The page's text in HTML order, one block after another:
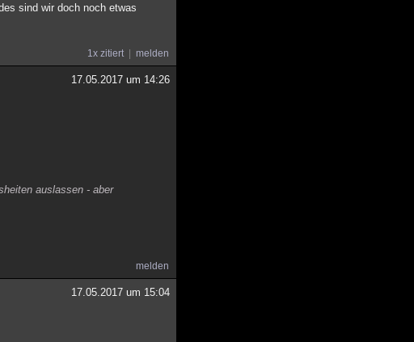
sind wir doch noch etwas
1x zitiert melden
17.05.2017 um 14:26
auslassen - aber
melden
17.05.2017 um 15:04